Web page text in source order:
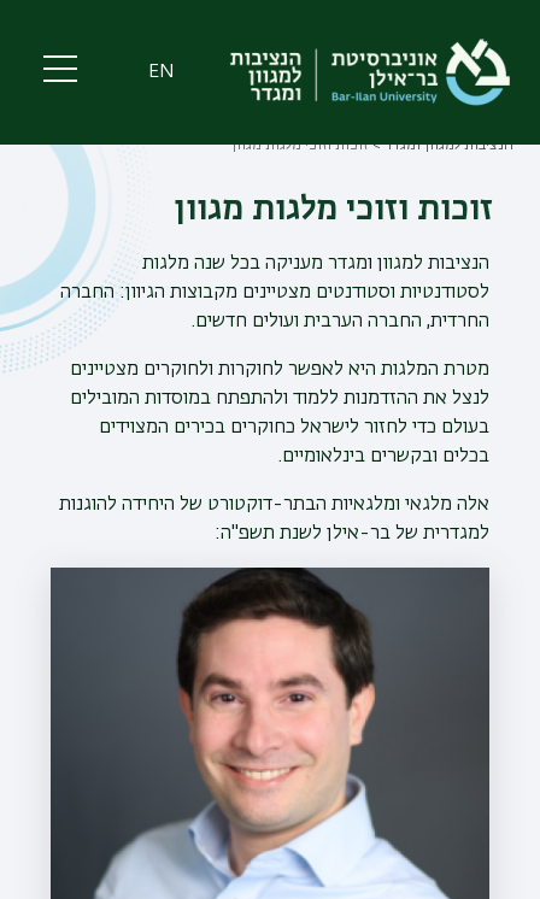
main
content
EN
הנציבות למגוון ומגדר זוכות וזוכי מלגות מגוון
זוכות וזוכי מלגות מגוון
הנציבות למגוון ומגדר מעניקה בכל שנה מלגות
לסטודנטיות וסטודנטים מצטיינים מקבוצות הגיוון: החברה
החרדית, החברה הערבית ועולים חדשים.
מטרת המלגות היא לאפשר לחוקרות ולחוקרים מצטיינים
לנצל את ההזדמנות ללמוד ולהתפתח במוסדות המובילים
בעולם כדי לחזור לישראל כחוקרים בכירים המצוידים
בכלים ובקשרים בינלאומיים.
אלה מלגאי ומלגאיות הבתר-דוקטורט של היחידה להוגנות
למגדרית של בר-אילן לשנת תשפ"ה: